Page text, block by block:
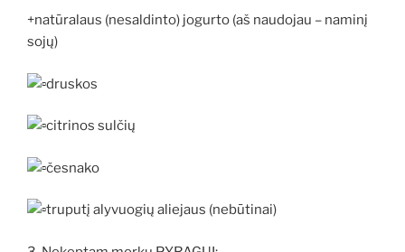
+natūralaus (nesaldinto) jogurto (aš naudojau – naminį
sojų)
druskos
citrinos sulčių
česnako
truputį alyvuogių aliejaus (nebūtinai)